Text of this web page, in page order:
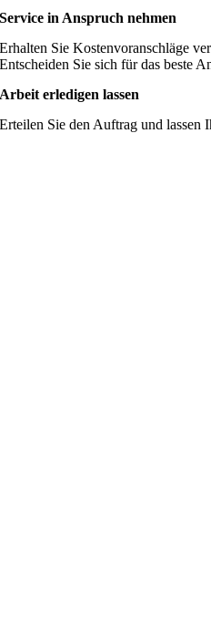
Service in Anspruch nehmen
Erhalten Sie Kostenvoranschläge
Entscheiden Sie sich für das beste
Arbeit erledigen lassen
Erteilen Sie den Auftrag und lassen